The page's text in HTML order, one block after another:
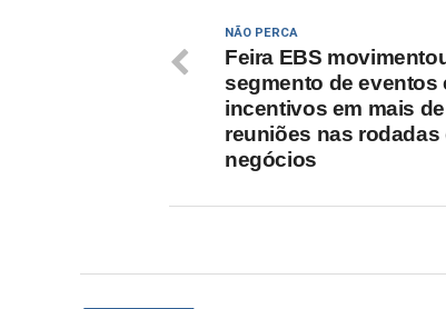
NÃO PERCA
Feira EBS
segmento de eventos
incentivos em mais
reuniões nas rodadas
negócios